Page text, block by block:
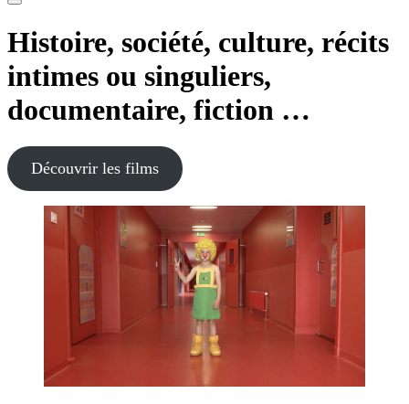
Histoire, société, culture, récits
intimes ou singuliers,
documentaire, fiction …
Découvrir les films